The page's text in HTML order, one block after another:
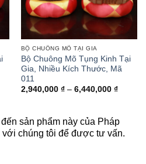
BỘ CHUÔNG MÕ TẠI GIA
Bộ Chuông Mõ Tụng Kinh Tại
Gia, Nhiều Kích Thước, Mã
011
2,940,000 ₫ – 6,440,000 ₫Khoảng
đến
sản phẩm này của Pháp
chúng tôi để được tư vấn.